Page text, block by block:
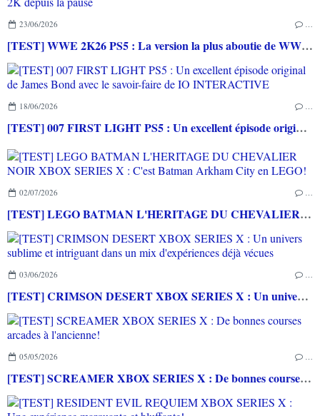
23/06/2026
[TEST] WWE 2K26 PS5 : La version la plus aboutie de WWE 2K depuis la pause
18/06/2026
[TEST] 007 FIRST LIGHT PS5 : Un excellent épisode original de James Bond avec le savoir-faire de IO INTERACTIVE
02/07/2026
[TEST] LEGO BATMAN L'HERITAGE DU CHEVALIER NOIR XBOX SERIES X : C'est Batman Arkham City en LEGO!
03/06/2026
[TEST] CRIMSON DESERT XBOX SERIES X : Un univers sublime et intriguant dans un mix d'expériences déjà vécues
05/05/2026
[TEST] SCREAMER XBOX SERIES X : De bonnes courses arcades à l'ancienne!